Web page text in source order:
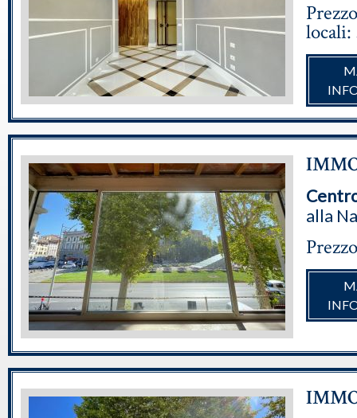
locali:
alla